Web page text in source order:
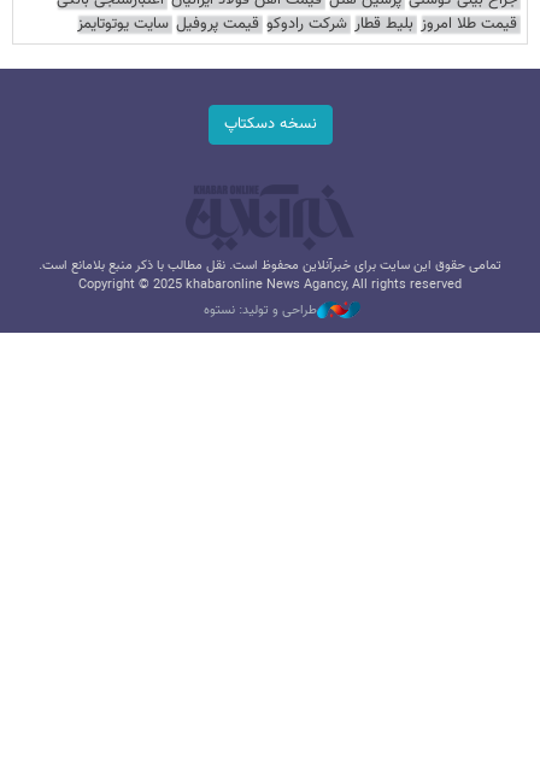
قیمت طلا امروز بلیط قطار شرکت رادوکو قیمت پروفیل سایت یوتوتایمز
نسخه دسکتاپ
تمامی حقوق این سایت برای خبرآنلاین محفوظ است. نقل مطالب با ذکر منبع بلامانع است.
Copyright © 2025 khabaronline News Agancy, All rights reserved
طراحی و تولید: نستوه